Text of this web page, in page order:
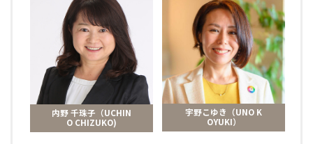
内野 千珠子（UCHIN
O CHIZUKO)
宇野こゆき（UNO K
OYUKI）